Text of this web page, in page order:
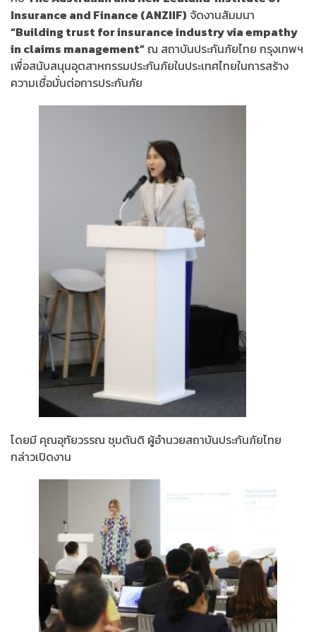
Insurance and Finance (ANZIIF) จัดงานสัมมนา
“Building trust for insurance industry via empathy
in claims management”ณ สถาบันประกันภัยไทย กรุงเทพฯ
เพื่อสนับสนุนอุตสาหกรรมประกันภัยในประเทศไทยในการสร้าง
ความเชื่อมั่นต่อการประกันภัย
โดยมี คุณอุทัยวรรณ ชุมตันติ ผู้อำนวยสถาบันประกันภัยไทย
กล่าวเปิดงาน